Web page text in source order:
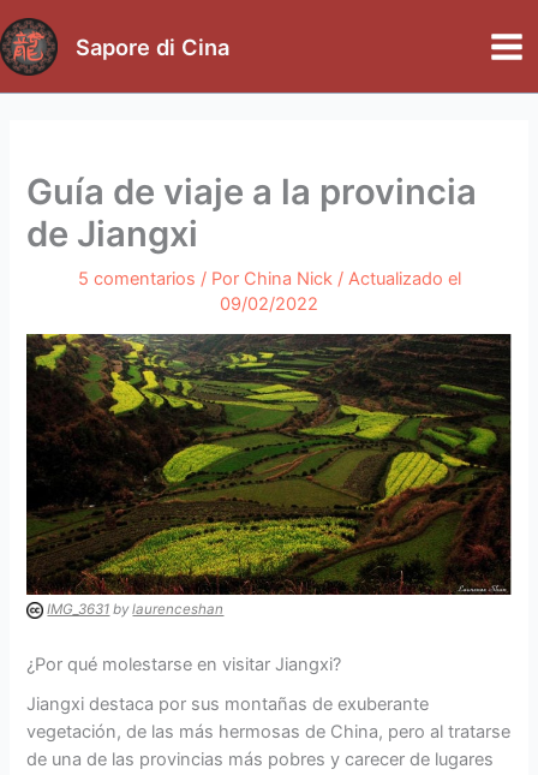
al
contenido
Sapore di Cina
Guía de viaje a la provincia
de Jiangxi
5 comentarios / Por China Nick / Actualizado el
09/02/2022
IMG_3631 bylaurenceshan
¿Por qué molestarse en visitar Jiangxi?
Jiangxi destaca por sus montañas de exuberante
vegetación, de las más hermosas de China, pero al tratarse
de una de las provincias más pobres y carecer de lugares